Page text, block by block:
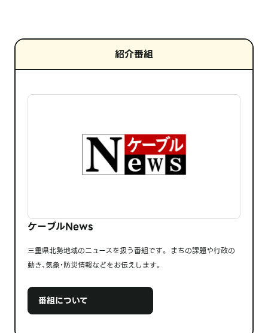
紹介番組
ケーブルNews
三重県北勢地域のニュースを扱う番組です。 まちの課題や行政の
動き、気象・防災情報などをお伝えします。
番組について